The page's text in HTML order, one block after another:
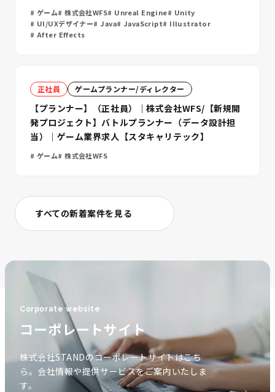
ゲーム 株式会社WFS Unreal Engine
Unity
UI/UXデザイナー
Java JavaScript
Illustrator
After Effects
正社員 ゲームプランナー/ディレクター
【プランナー】（正社員）｜株式会社WFS/【新規開
発プロジェクト】バトルプランナー（データ設計担
当）｜ゲーム業界求人【スタキャリテック】
ゲーム 株式会社WFS
すべての新着案件を見る
Corporate website
コーポレートサイト
株式会社STANDのコーポレートサイトはこち
ら。会社情報や提供サービスをご案内いたしま
す。